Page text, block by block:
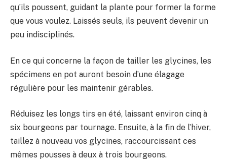
qu’ils poussent, guidant la plante pour former la forme
que vous voulez. Laissés seuls, ils peuvent devenir un
peu indisciplinés.
En ce qui concerne la façon de tailler les glycines, les
spécimens en pot auront besoin d’une élagage
régulière pour les maintenir gérables.
Réduisez les longs tirs en été, laissant environ cinq à
six bourgeons par tournage. Ensuite, à la fin de l’hiver,
taillez à nouveau vos glycines, raccourcissant ces
mêmes pousses à deux à trois bourgeons.